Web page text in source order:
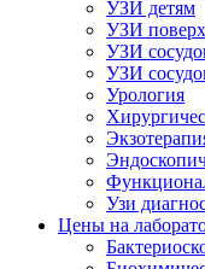
УЗИ детям
УЗИ
УЗИ
УЗИ
Урология
Узи
Цены на